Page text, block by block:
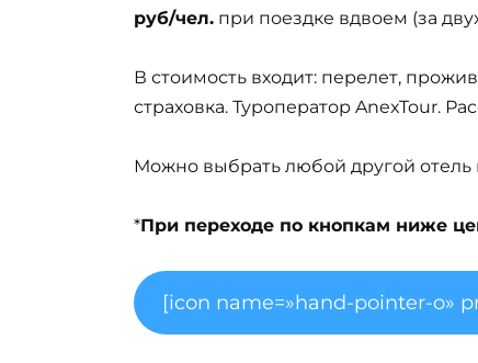
руб/чел. при поездке вдвоем (за
В стоимость входит: перелет,
страховка. Туроператор AnexTour.
Можно выбрать любой другой отель
*При переходе по кнопкам ниже
[icon name=»hand-pointer-o»